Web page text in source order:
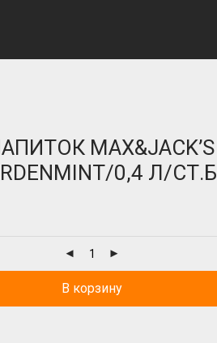
MAX&JACK’S
0,4 Л/СТ.Б
В корзину